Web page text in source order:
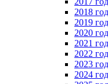
2018 год
2019 год
2020 год
2021 год
2022 год
2023 год
2024 год